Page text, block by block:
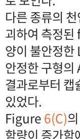
다른 종류의
괴하여 측정
양이 불안정
안정한 구형
결과로부터 캡
있었다.
Figure6(C)
함량이 증가